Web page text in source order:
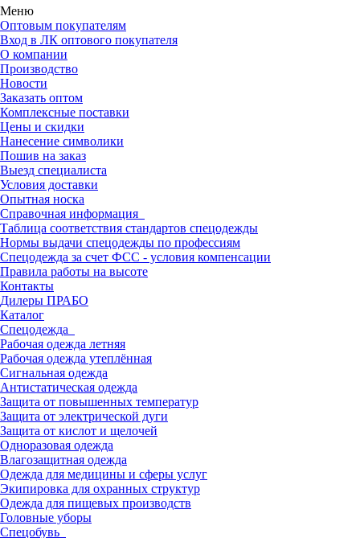
Меню
Оптовым покупателям
Вход в ЛК оптового покупателя
О компании
Производство
Новости
Заказать оптом
Комплексные поставки
Цены и скидки
Нанесение символики
Пошив на заказ
Выезд специалиста
Условия доставки
Опытная носка
Справочная информация
Таблица соответствия стандартов спецодежды
Нормы выдачи спецодежды по профессиям
Спецодежда за счет ФСС - условия компенсации
Правила работы на высоте
Контакты
Дилеры ПРАБО
Каталог
Спецодежда
Рабочая одежда летняя
Рабочая одежда утеплённая
Сигнальная одежда
Антистатическая одежда
Защита от повышенных температур
Защита от электрической дуги
Защита от кислот и щелочей
Одноразовая одежда
Влагозащитная одежда
Одежда для медицины и сферы услуг
Экипировка для охранных структур
Одежда для пищевых производств
Головные уборы
Спецобувь